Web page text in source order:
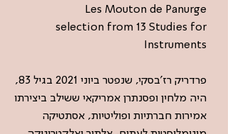
Les Mouton de Panurge
selection from 13 Studies for
Instruments
פרדריק רז'בסקי, שנפטר ביוני 2021 בגיל 83,
היה מלחין ופסנתרן אמריקאי ששילב ביצירתו
אמירות חברתיות ופוליטיות, אסתטיקה